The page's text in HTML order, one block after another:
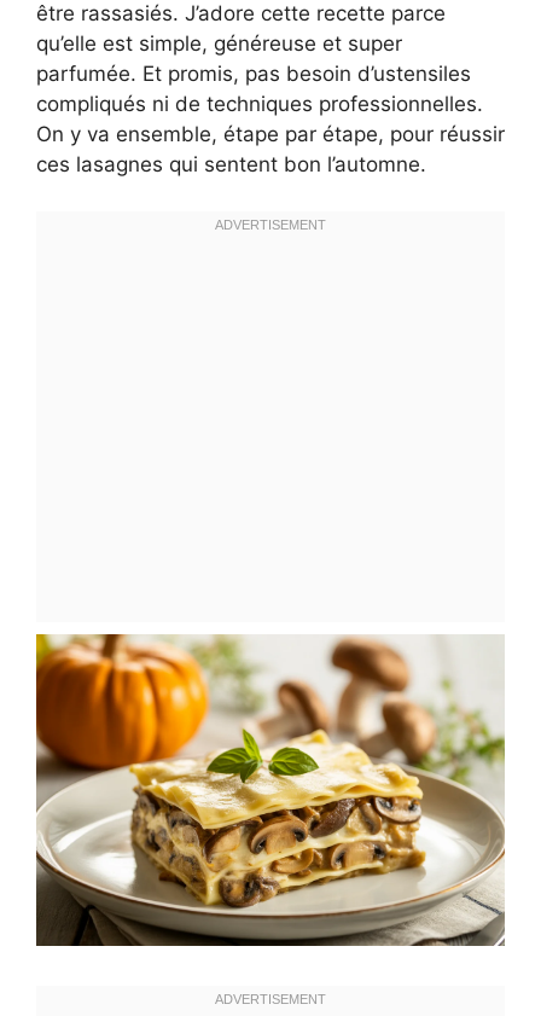
être rassasiés. J’adore cette recette parce
qu’elle est simple, généreuse et super
parfumée. Et promis, pas besoin d’ustensiles
compliqués ni de techniques professionnelles.
On y va ensemble, étape par étape, pour réussir
ces lasagnes qui sentent bon l’automne.